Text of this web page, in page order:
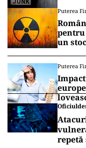
Puterea
un
Puterea
repetă